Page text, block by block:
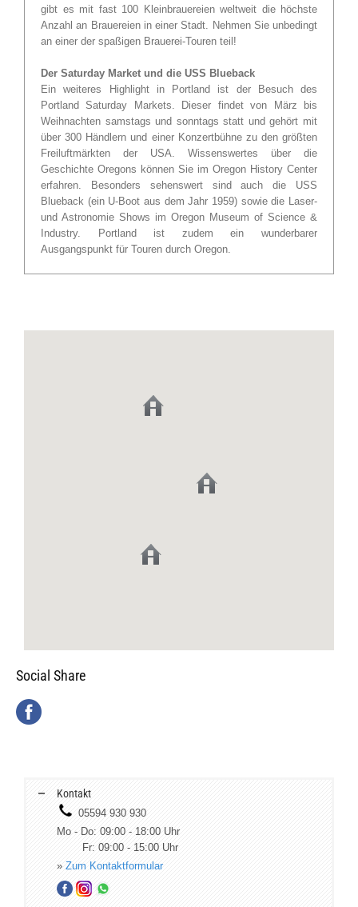
gibt es mit fast 100 Kleinbrauereien weltweit die höchste
Anzahl an Brauereien in einer Stadt. Nehmen Sie unbedingt
an einer der spaßigen Brauerei-Touren teil!
Der Saturday Market und die USS Blueback
Ein weiteres Highlight in Portland ist der Besuch des
Portland Saturday Markets. Dieser findet von März bis
Weihnachten samstags und sonntags statt und gehört mit
über 300 Händlern und einer Konzertbühne zu den größten
Freiluftmärkten der USA. Wissenswertes über die
Geschichte Oregons können Sie im Oregon History Center
erfahren. Besonders sehenswert sind auch die USS
Blueback (ein U-Boot aus dem Jahr 1959) sowie die Laser-
und Astronomie Shows im Oregon Museum of Science &
Industry. Portland ist zudem ein wunderbarer
Ausgangspunkt für Touren durch Oregon.
Social Share
Kontakt
05594 930 930
Mo - Do: 09:00 - 18:00 Uhr
Fr: 09:00 - 15:00 Uhr
» Zum Kontaktformular